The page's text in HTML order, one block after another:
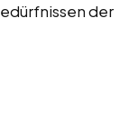
der